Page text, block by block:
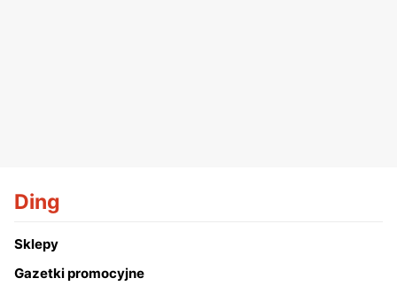
Ding
Sklepy
Gazetki promocyjne